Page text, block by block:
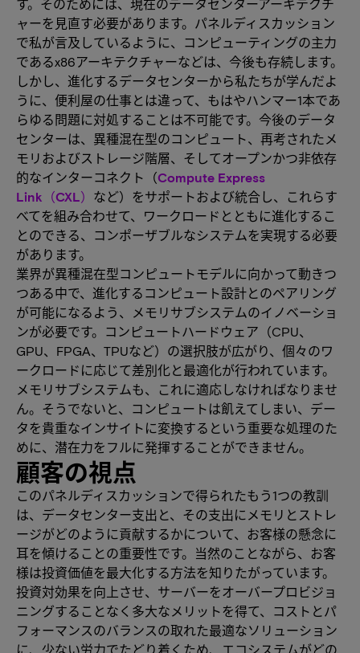
す。そのためには、現在のデータセンターアーキテクチ
ャーを見直す必要があります。パネルディスカッション
で私が言及しているように、コンピューティングの主力
であるx86アーキテクチャーなどは、今後も存続します。
しかし、進化するデータセンターから私たちが学んだよ
うに、便利屋の仕事とは違って、もはやハンマー1本であ
らゆる問題に対処することは不可能です。今後のデータ
センターは、異種混在型のコンピュート、再考されたメ
モリおよびストレージ階層、そしてオープンかつ非依存
的なインターコネクト（Compute Express
Link（CXL） など）をサポートおよび統合し、これらす
べてを組み合わせて、ワークロードとともに進化するこ
とのできる、コンポーザブルなシステムを実現する必要
があります。
業界が異種混在型コンピュートモデルに向かって動きつ
つある中で、進化するコンピュート設計とのペアリング
が可能になるよう、メモリサブシステムのイノベーショ
ンが必要です。コンピュートハードウェア（CPU、
GPU、FPGA、TPUなど）の選択肢が広がり、個々のワ
ークロードに応じて差別化と最適化が行われています。
メモリサブシステムも、これに適応しなければなりませ
ん。そうでないと、コンピュートは飢えてしまい、デー
タを貴重なインサイトに変換するという重要な処理のた
めに、潜在力をフルに発揮することができません。
顧客の視点
このパネルディスカッションで得られたもう1つの教訓
は、データセンター支出と、その支出にメモリとストレ
ージがどのように貢献するかについて、お客様の懸念に
耳を傾けることの重要性です。当然のことながら、お客
様は投資価値を最大化する方法を知りたがっています。
投資対効果を向上させ、サーバーをオーバープロビジョ
ニングすることなく多大なメリットを得て、コストとパ
フォーマンスのバランスの取れた最適なソリューション
に、少ない労力でたどり着くため、エコシステムがどの